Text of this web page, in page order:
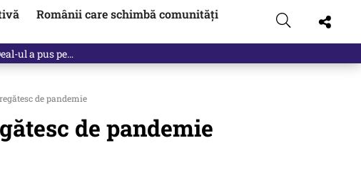
Românii care schimbă comunități
ul a pus pe…
de pandemie
de pandemie